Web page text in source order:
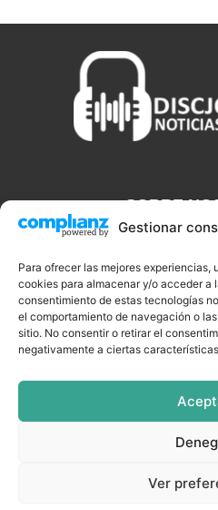
Gestionar
Para ofrecer las mejores
cookies para almacenar y/o acceder a
consentimiento de estas tecnologías
el comportamiento de navegación o
sitio. No consentir o retirar el
negativamente a ciertas
Ver
SOBRE
que necesitas saber sobre
aplicaciones que te
EQUIPAMIENTO
TUTORIALES